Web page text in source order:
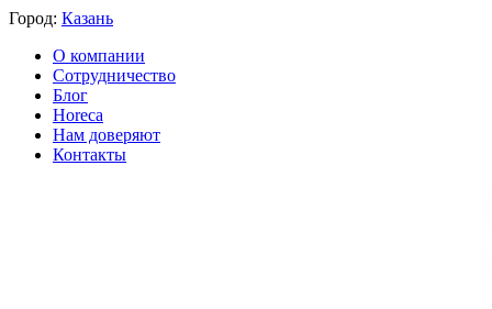
Город: Казань
О компании
Сотрудничество
Блог
Horeca
Нам доверяют
Контакты